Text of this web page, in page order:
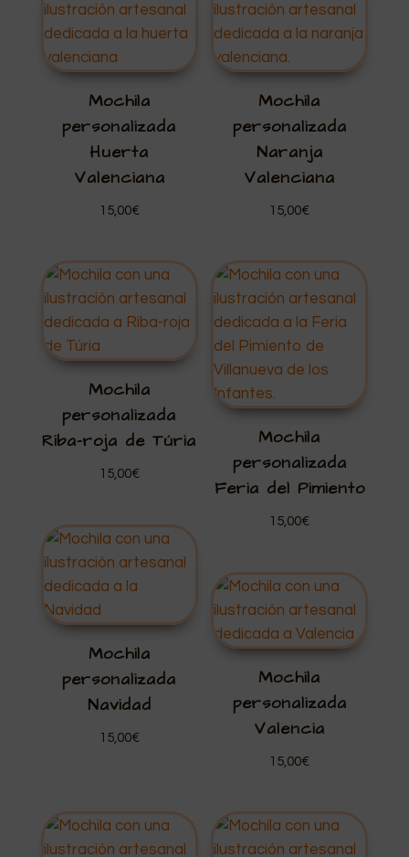
Mochila
personalizada
Huerta
Valenciana
15,00€
Mochila
personalizada
Naranja
Valenciana
15,00€
Mochila
personalizada
Riba-roja de Túria
15,00€
Mochila
personalizada
Feria del Pimiento
15,00€
Mochila
personalizada
Navidad
15,00€
Mochila
personalizada
Valencia
15,00€